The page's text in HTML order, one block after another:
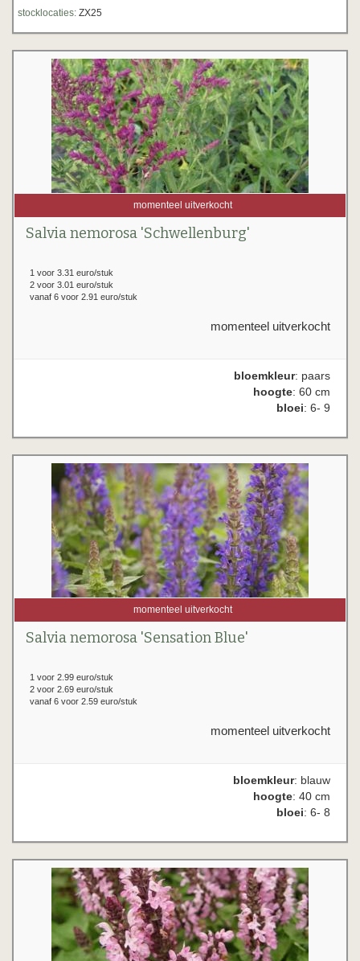
stocklocaties: ZX25
momenteel uitverkocht
Salvia nemorosa 'Schwellenburg'
1 voor 3.31 euro/stuk
2 voor 3.01 euro/stuk
vanaf 6 voor 2.91 euro/stuk
momenteel uitverkocht
bloemkleur: paars
hoogte: 60 cm
bloei: 6- 9
momenteel uitverkocht
Salvia nemorosa 'Sensation Blue'
1 voor 2.99 euro/stuk
2 voor 2.69 euro/stuk
vanaf 6 voor 2.59 euro/stuk
momenteel uitverkocht
bloemkleur: blauw
hoogte: 40 cm
bloei: 6- 8